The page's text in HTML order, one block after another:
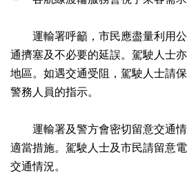
運輸署呼籲，市民應盡量利用公
通擠塞及不必要的延誤。駕駛人士
地區。如遇交通受阻，駕駛人士請
警務人員的指示。
運輸署及警方會密切留意交通情
適當措施。駕駛人士及市民請留意
交通情況。